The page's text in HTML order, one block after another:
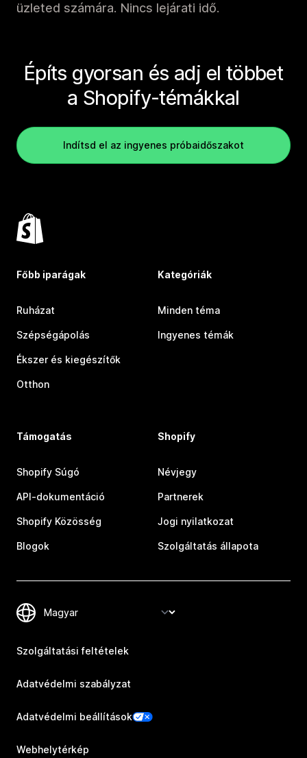
üzleted számára. Nincs lejárati idő.
Építs gyorsan és adj el többet
a Shopify-témákkal
Indítsd el az ingyenes próbaidőszakot
Főbb iparágak
Ruházat
Szépségápolás
Ékszer és kiegészítők
Otthon
Kategóriák
Minden téma
Ingyenes témák
Támogatás
Shopify Súgó
API-dokumentáció
Shopify Közösség
Blogok
Shopify
Névjegy
Partnerek
Jogi nyilatkozat
Szolgáltatás állapota
Szolgáltatási feltételek
Adatvédelmi szabályzat
Adatvédelmi beállítások
Webhelytérkép